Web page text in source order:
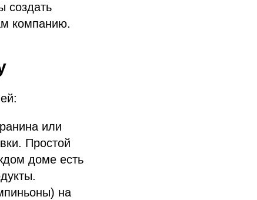
создать
компанию.
или
Простой
доме есть
на